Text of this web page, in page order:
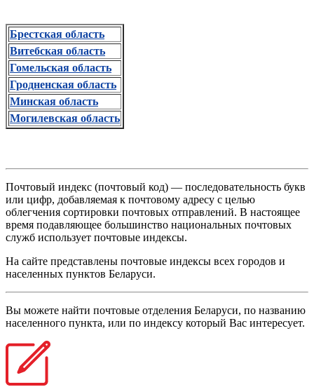
Брестская область
Витебская область
Гомельская область
Гродненская область
Минская область
Могилевская область
Почтовый индекс (почтовый код) — последовательность букв
или цифр, добавляемая к почтовому адресу с целью
облегчения сортировки почтовых отправлений. В настоящее
время подавляющее большинство национальных почтовых
служб использует почтовые индексы.
На сайте представлены почтовые индексы всех городов и
населенных пунктов Беларуси.
Вы можете найти почтовые отделения Беларуси, по названию
населенного пункта, или по индексу который Вас интересует.